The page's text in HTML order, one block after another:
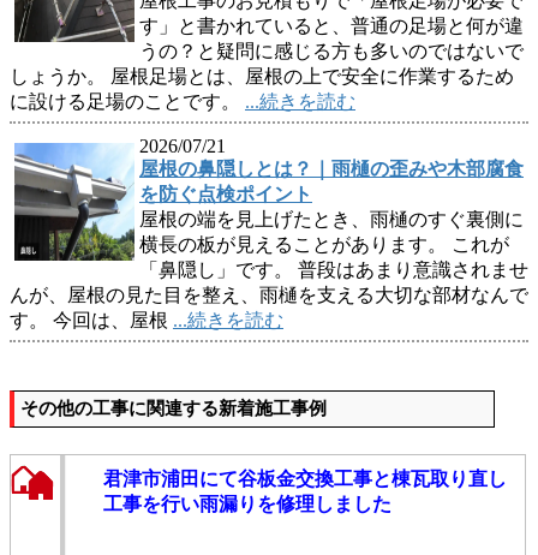
す」と書かれていると、普通の足場と何が違
うの？と疑問に感じる方も多いのではないで
しょうか。 屋根足場とは、屋根の上で安全に作業するため
に設ける足場のことです。 ...続きを読む
2026/07/21
屋根の鼻隠しとは？｜雨樋の歪みや木部腐食
を防ぐ点検ポイント
屋根の端を見上げたとき、雨樋のすぐ裏側に
横長の板が見えることがあります。 これが
「鼻隠し」です。 普段はあまり意識されませ
んが、屋根の見た目を整え、雨樋を支える大切な部材なんで
す。 今回は、屋根 ...続きを読む
その他の工事に関連する新着施工事例
君津市浦田にて谷板金交換工事と棟瓦取り直し
工事を行い雨漏りを修理しました